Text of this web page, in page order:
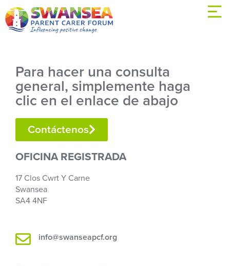
Para hacer una consulta
general, simplemente haga
clic en el enlace de abajo
Contáctenos
OFICINA REGISTRADA
17 Clos Cwrt Y Carne
Swansea
SA4 4NF
info@swanseapcf.org